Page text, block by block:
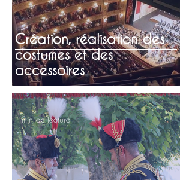
Création, réalisation des
costumes et des
accessoires
1 min de lecture